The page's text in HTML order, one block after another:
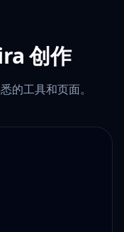
创作
的工具和页面。